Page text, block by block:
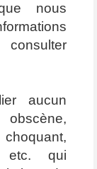
nous
aucun
etc. qui